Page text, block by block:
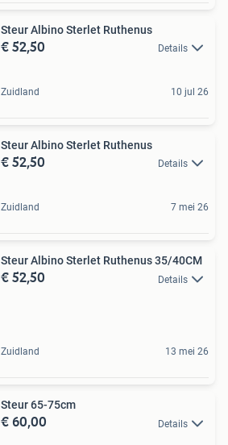
Steur Albino Sterlet Ruthenus
€ 52,50 Details
Zuidland 10 jul 26
Steur Albino Sterlet Ruthenus
€ 52,50 Details
Zuidland 7 mei 26
Steur Albino Sterlet Ruthenus 35/40CM
€ 52,50 Details
Zuidland 13 mei 26
Steur 65-75cm
€ 60,00 Details